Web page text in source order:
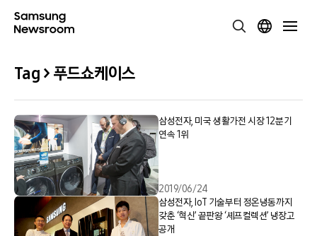
Tag > 푸드쇼케이스
삼성전자, 미국 생활가전 시장 12분기
연속 1위
2019/06/24
삼성전자, IoT 기술부터 정온냉동까지
갖춘 ‘혁신’ 끝판왕 ‘셰프컬렉션’ 냉장고
공개